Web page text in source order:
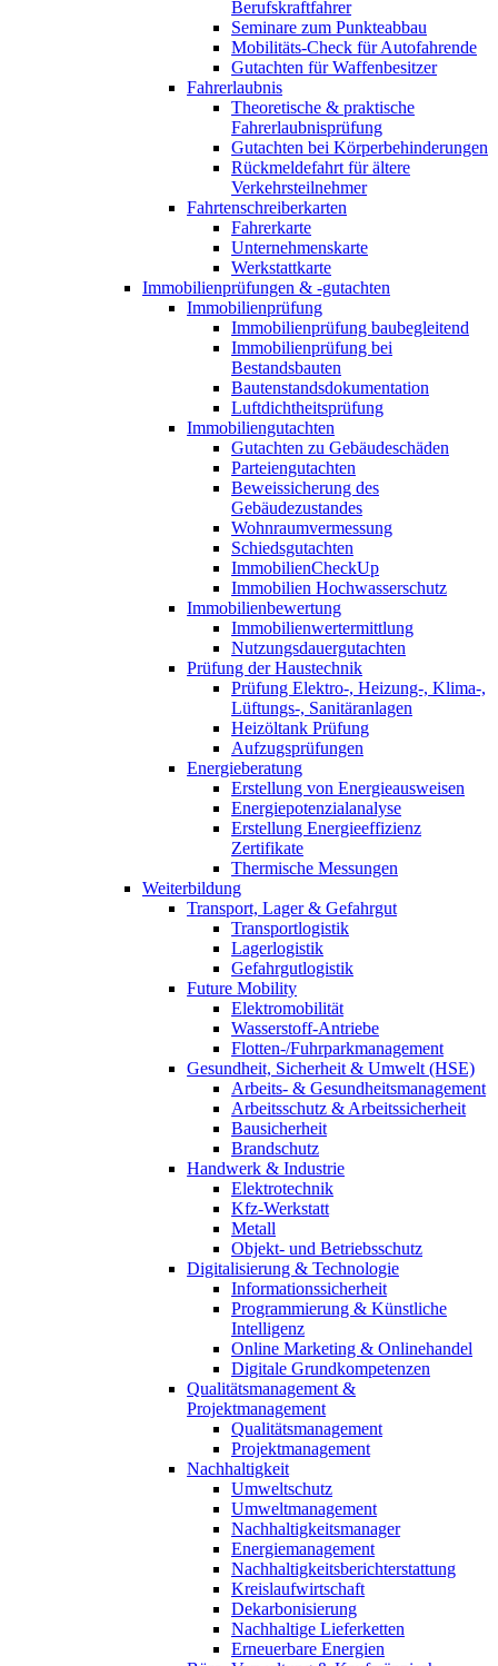
Berufskraftfahrer
Seminare zum Punkteabbau
Mobilitäts-Check für Autofahrende
Gutachten für Waffenbesitzer
Fahrerlaubnis
Theoretische & praktische
Fahrerlaubnisprüfung
Gutachten bei Körperbehinderungen
Rückmeldefahrt für ältere
Verkehrsteilnehmer
Fahrtenschreiberkarten
Fahrerkarte
Unternehmenskarte
Werkstattkarte
Immobilienprüfungen & -gutachten
Immobilienprüfung
Immobilienprüfung baubegleitend
Immobilienprüfung bei
Bestandsbauten
Bautenstandsdokumentation
Luftdichtheitsprüfung
Immobiliengutachten
Gutachten zu Gebäudeschäden
Parteiengutachten
Beweissicherung des
Gebäudezustandes
Wohnraumvermessung
Schiedsgutachten
ImmobilienCheckUp
Immobilien Hochwasserschutz
Immobilienbewertung
Immobilienwertermittlung
Nutzungsdauergutachten
Prüfung der Haustechnik
Prüfung Elektro-, Heizung-, Klima-,
Lüftungs-, Sanitäranlagen
Heizöltank Prüfung
Aufzugsprüfungen
Energieberatung
Erstellung von Energieausweisen
Energiepotenzialanalyse
Erstellung Energieeffizienz
Zertifikate
Thermische Messungen
Weiterbildung
Transport, Lager & Gefahrgut
Transportlogistik
Lagerlogistik
Gefahrgutlogistik
Future Mobility
Elektromobilität
Wasserstoff-Antriebe
Flotten-/Fuhrparkmanagement
Gesundheit, Sicherheit & Umwelt (HSE)
Arbeits- & Gesundheitsmanagement
Arbeitsschutz & Arbeitssicherheit
Bausicherheit
Brandschutz
Handwerk & Industrie
Elektrotechnik
Kfz-Werkstatt
Metall
Objekt- und Betriebsschutz
Digitalisierung & Technologie
Informationssicherheit
Programmierung & Künstliche
Intelligenz
Online Marketing & Onlinehandel
Digitale Grundkompetenzen
Qualitätsmanagement &
Projektmanagement
Qualitätsmanagement
Projektmanagement
Nachhaltigkeit
Umweltschutz
Umweltmanagement
Nachhaltigkeitsmanager
Energiemanagement
Nachhaltigkeitsberichterstattung
Kreislaufwirtschaft
Dekarbonisierung
Nachhaltige Lieferketten
Erneuerbare Energien